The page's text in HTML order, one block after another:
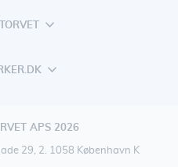
APS 2026
29, 2. 1058 København K